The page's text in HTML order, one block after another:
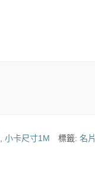
,小卡尺寸1M 標籤:名片